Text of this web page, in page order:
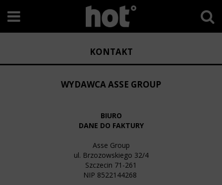
KONTAKT
WYDAWCA ASSE GROUP
BIURO
DANE DO FAKTURY
Asse Group
ul. Brzozowskiego 32/4
Szczecin 71-261
NIP 8522144268